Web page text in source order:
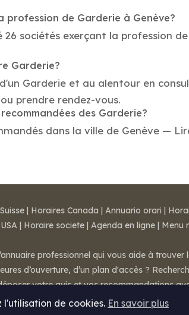
profession de Garderie à Genève?
sociétés exerçant la profession
Garderie?
Garderie et au alentour en
prendre rendez-vous.
des Garderie?
dans la ville de Genève —
de cookies. En savoir plus
| Horaires Canada | Annuario orari |
| Horaire societe | Agenda en ligne | Menu
professionnel qui vous aide à
d’ouverture, d’un plan d'accès ?
votre avis et vos recommandations
Contact